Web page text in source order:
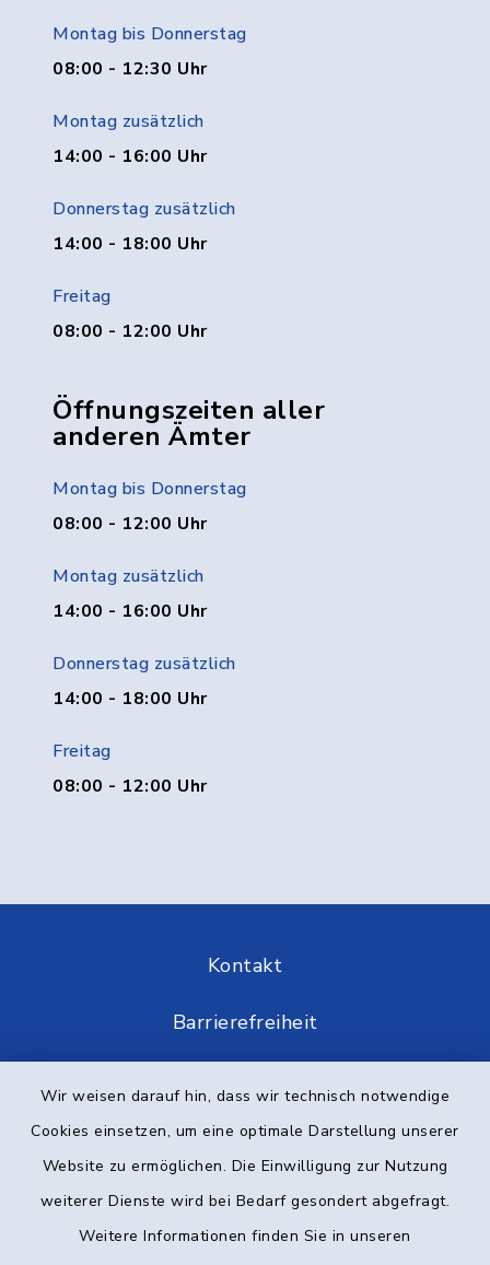
Wir weisen darauf hin, dass wir technisch notwendige
Cookies einsetzen, um eine optimale Darstellung unserer
Website zu ermöglichen. Die Einwilligung zur Nutzung
weiterer Dienste wird bei Bedarf gesondert abgefragt.
Weitere Informationen finden Sie in unseren
Montag bis Donnerstag
08:00 - 12:30 Uhr
Montag zusätzlich
14:00 - 16:00 Uhr
Donnerstag zusätzlich
14:00 - 18:00 Uhr
Freitag
08:00 - 12:00 Uhr
Öffnungszeiten aller
anderen Ämter
Montag bis Donnerstag
08:00 - 12:00 Uhr
Montag zusätzlich
14:00 - 16:00 Uhr
Donnerstag zusätzlich
14:00 - 18:00 Uhr
Freitag
08:00 - 12:00 Uhr
Kontakt
Barrierefreiheit
Impressum
Elektronische Kommunikation
Sitemap